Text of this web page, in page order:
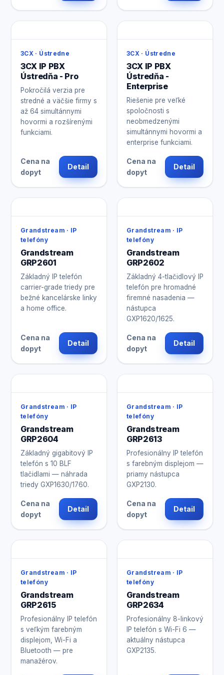
3CX · Ústredne
3CX IP PBX
Ústredňa - Pro
Pokročilá verzia pre
stredné a väčšie firmy s
až 64 simultánnymi
hovormi a rozšírenými
funkciami.
Cena na
dopyt
Detail
3CX · Ústredne
3CX IP PBX
Ústredňa -
Enterprise
Riešenie pre veľké
spoločnosti s
neobmedzenými
simultánnymi hovormi a
enterprise funkciami.
Cena na
dopyt
Detail
Grandstream · IP
telefóny
Grandstream
GRP2601
Základný IP telefón
carrier-grade triedy pre
bežné kancelárske linky
a home office.
Cena na
dopyt
Detail
Grandstream · IP
telefóny
Grandstream
GRP2602
Základný 4-tlačidlový IP
telefón pre hromadné
firemné nasadenia —
nástupca
GXP1620/1625.
Cena na
dopyt
Detail
Grandstream · IP
telefóny
Grandstream
GRP2604
Základný gigabitový IP
telefón s 10 BLF
tlačidlami — náhrada
triedy GXP1630/1760.
Cena na
dopyt
Detail
Grandstream · IP
telefóny
Grandstream
GRP2613
Profesionálny IP telefón
s farebným displejom —
priamy nástupca
GXP2130.
Cena na
dopyt
Detail
Grandstream · IP
telefóny
Grandstream
GRP2615
Profesionálny IP telefón
s veľkým farebným
displejom, Wi-Fi a
Bluetooth — pre
manažérov.
Grandstream · IP
telefóny
Grandstream
GRP2634
Profesionálny 8-linkový
IP telefón s Wi-Fi 6 —
aktuálny nástupca
GXP2135.